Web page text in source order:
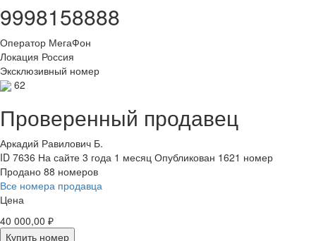
9998158888
Оператор МегаФон
Локация Россия
Эксклюзивный номер
62
Проверенный продавец
Аркадий Равилович Б.
ID 7636 На сайте 3 года 1 месяц Опубликован 1621 номер
Продано 88 номеров
Все номера продавца
Цена
40 000,00 ₽
Купить номер